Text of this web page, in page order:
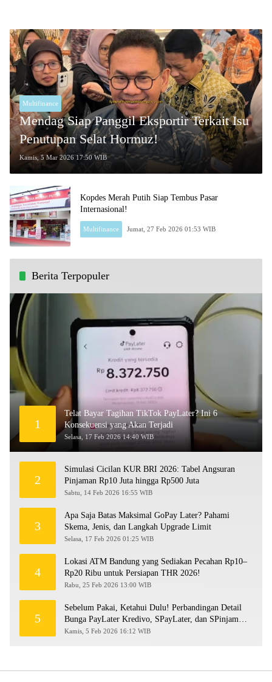
Multifinance
Mendag Siap Panggil Eksportir Terkait Isu
Penutupan Selat Hormuz!
Kamis, 5 Mar 2026 17:50 WIB
Kopdes Merah Putih Siap Tembus Pasar
Internasional!
Multifinance Jumat, 27 Feb 2026 01:53 WIB
Berita Terpopuler
1
Telat Bayar Tagihan TikTok PayLater? Ini 6
Konsekuensi yang Akan Terjadi
Selasa, 17 Feb 2026 14:40 WIB
2
Simulasi Cicilan KUR BRI 2026: Tabel Angsuran
Pinjaman Rp10 Juta hingga Rp500 Juta
Sabtu, 14 Feb 2026 16:55 WIB
3
Apa Saja Batas Maksimal GoPay Later? Pahami
Skema, Jenis, dan Langkah Upgrade Limit
Selasa, 17 Feb 2026 01:25 WIB
4
Lokasi ATM Bandung yang Sediakan Pecahan Rp10–
Rp20 Ribu untuk Persiapan THR 2026!
Rabu, 25 Feb 2026 13:00 WIB
5
Sebelum Pakai, Ketahui Dulu! Perbandingan Detail
Bunga PayLater Kredivo, SPayLater, dan SPinjam
2026
Kamis, 5 Feb 2026 16:12 WIB